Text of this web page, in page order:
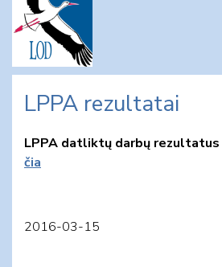
content
LPPA rezultatai
LPPA datliktų darbų rezultatus
čia
2016-03-15